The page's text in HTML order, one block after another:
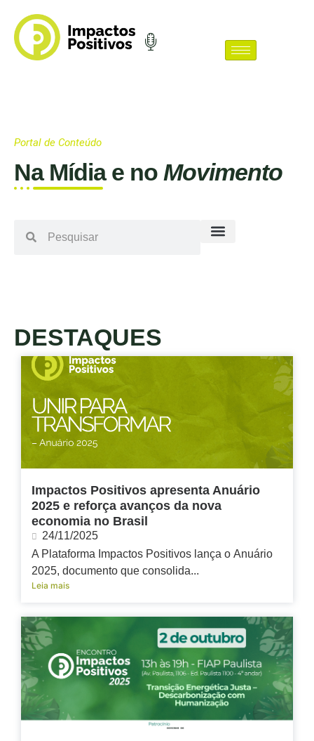
Portal de Conteúdo
Na Mídia e no Movimento
DESTAQUES
Impactos Positivos apresenta Anuário
2025 e reforça avanços da nova
economia no Brasil
24/11/2025
A Plataforma Impactos Positivos lança o Anuário
2025, documento que consolida...
Leia mais